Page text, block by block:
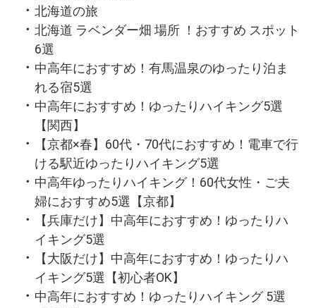
北海道の旅
北海道 ラベンダー畑 場所 ！おすすめ スポット
6選
中高年におすすめ！有馬温泉のゆったり泊ま
れる宿5選
中高年におすすめ！ゆったりハイキング5選
【関西】
【京都×春】60代・70代におすすめ！電車で行
ける駅近ゆったりハイキング5選
中高年ゆったりハイキング！60代女性・ご夫
婦におすすめ5選【京都】
【兵庫だけ】中高年におすすめ！ゆったりハ
イキング5選
【大阪だけ】中高年におすすめ！ゆったりハ
イキング5選【初心者OK】
中高年におすすめ！ゆったりハイキング 5選